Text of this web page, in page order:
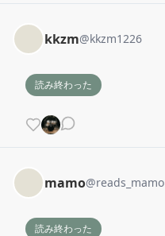
kkzm@kkzm1226
読み終わった
mamo@reads_mamo
読み終わった